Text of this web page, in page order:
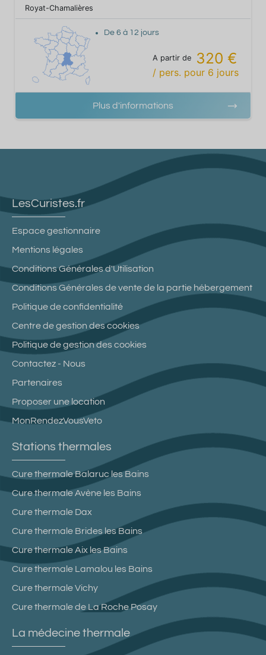
Royat-Chamalières
De6 à 12 jours
A partir de 320 €
/ pers. pour 6 jours
Plus d'informations
LesCuristes.fr
Espace gestionnaire
Mentions légales
Conditions Générales d'Utilisation
Conditions Générales de vente de la partie hébergement
Politique de confidentialité
Centre de gestion des cookies
Politique de gestion des cookies
Contactez - Nous
Partenaires
Proposer une location
MonRendezVousVeto
Stations thermales
Cure thermale Balaruc les Bains
Cure thermale Avène les Bains
Cure thermale Dax
Cure thermale Brides les Bains
Cure thermale Aix les Bains
Cure thermale Lamalou les Bains
Cure thermale Vichy
Cure thermale de La Roche Posay
La médecine thermale